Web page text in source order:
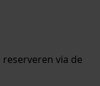
reserveren via de